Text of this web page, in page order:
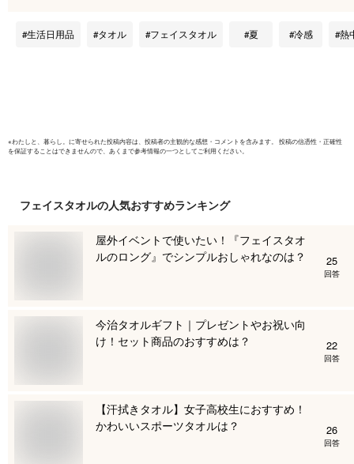
おしゃれ ネッククー
ル 熱中
生活日用品 タオル フェイスタオル 夏 冷感 熱
※わたしと、暮らし。 に寄せられた投稿内容は、投稿者の主観的な感想・コメントを含みます。 投稿の信憑性・正確性
を保証することはできませんので、あくまで参考情報の一つとしてご利用ください。
フェイスタオルの人気おすすめランキング
屋外イベントで使いたい！『フェイスタオ
ルのロング』でシンプルおしゃれなのは？
25
回答
今治タオルギフト｜プレゼントやお祝い向
け！セット商品のおすすめは？
22
回答
【汗拭きタオル】女子高校生におすすめ！
かわいいスポーツタオルは？
26
回答